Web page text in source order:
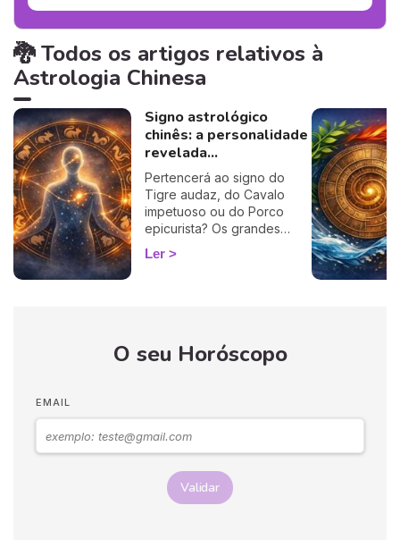
🐉 Todos os artigos relativos à
Astrologia Chinesa
Signo astrológico
chinês: a personalidade
revelada...
Pertencerá ao signo do
Tigre audaz, do Cavalo
impetuoso ou do Porco
epicurista? Os grandes
traços do seu caráter
encontram-se inscritos no
o que permitirá um
autoconhecimento mais
Astrologia Chinesa, uma
Ler
O seu Horóscopo
EMAIL
Validar